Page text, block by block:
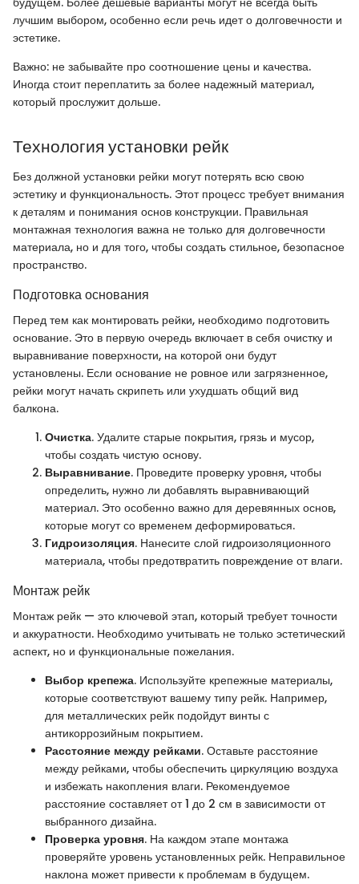
лучшим выбором, особенно если речь идет о долговечности и
эстетике.
Важно: не забывайте про соотношение цены и качества.
Иногда стоит переплатить за более надежный материал,
который прослужит дольше.
Технология установки рейк
Без должной установки рейки могут потерять всю свою
эстетику и функциональность. Этот процесс требует внимания
к деталям и понимания основ конструкции. Правильная
монтажная технология важна не только для долговечности
материала, но и для того, чтобы создать стильное, безопасное
пространство.
Подготовка основания
Перед тем как монтировать рейки, необходимо подготовить
основание. Это в первую очередь включает в себя очистку и
выравнивание поверхности, на которой они будут
установлены. Если основание не ровное или загрязненное,
рейки могут начать скрипеть или ухудшать общий вид
балкона.
Очистка. Удалите старые покрытия, грязь и мусор,
чтобы создать чистую основу.
Выравнивание. Проведите проверку уровня, чтобы
определить, нужно ли добавлять выравнивающий
материал. Это особенно важно для деревянных основ,
которые могут со временем деформироваться.
Гидроизоляция. Нанесите слой гидроизоляционного
материала, чтобы предотвратить повреждение от влаги.
Монтаж рейк
Монтаж рейк — это ключевой этап, который требует точности
и аккуратности. Необходимо учитывать не только эстетический
аспект, но и функциональные пожелания.
Выбор крепежа. Используйте крепежные материалы,
которые соответствуют вашему типу рейк. Например,
для металлических рейк подойдут винты с
антикоррозийным покрытием.
Расстояние между рейками. Оставьте расстояние
между рейками, чтобы обеспечить циркуляцию воздуха
и избежать накопления влаги. Рекомендуемое
расстояние составляет от 1 до 2 см в зависимости от
выбранного дизайна.
Проверка уровня. На каждом этапе монтажа
проверяйте уровень установленных рейк. Неправильное
наклона может привести к проблемам в будущем.